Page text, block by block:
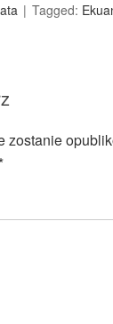
Tagged:
zostanie